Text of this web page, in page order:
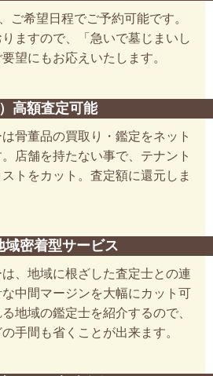
ご希望日程でご予約可能です。
ますので、「急いで墓じまいし
望にもお応えいたします。
）高額査定可能
骨董品の買取り・鑑定をネット
店舗を持たない事で、テナント
トをカット。査定額に還元しま
域密着型サービス
、地域に根ざした査定士との連
中間マージンを大幅にカット可
地域の鑑定士を紹介するので、
手間も省くことが出来ます。